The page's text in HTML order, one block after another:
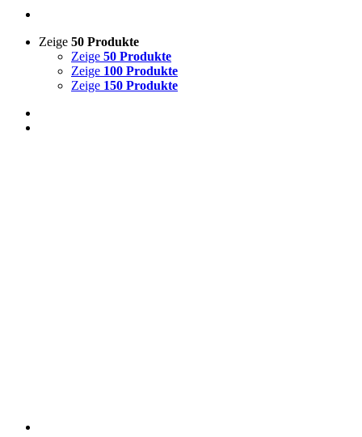
Zeige 50 Produkte
Zeige 50 Produkte
Zeige 100 Produkte
Zeige 150 Produkte